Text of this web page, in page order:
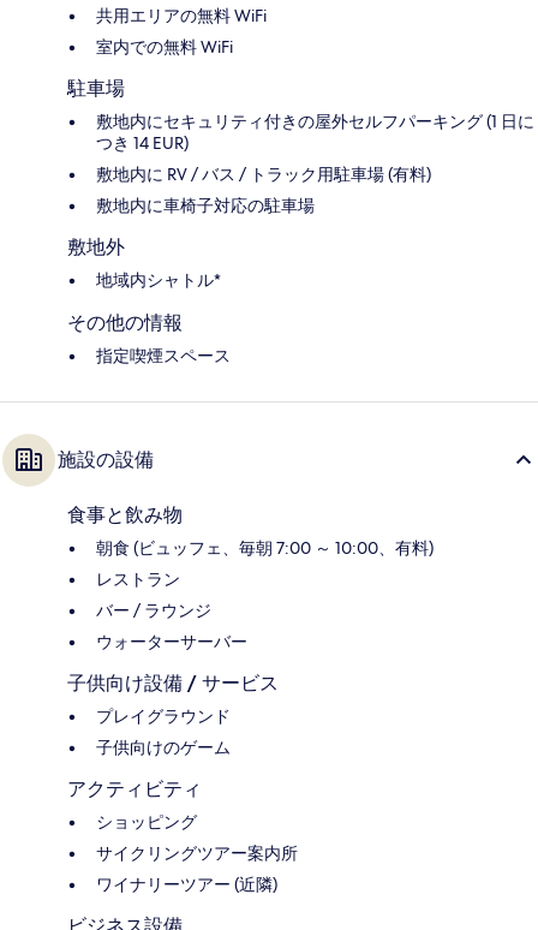
共用エリアの無料 WiFi
室内での無料 WiFi
駐車場
敷地内にセキュリティ付きの屋外セルフパーキング (1 日に
つき 14 EUR)
敷地内に RV / バス / トラック用駐車場 (有料)
敷地内に車椅子対応の駐車場
敷地外
地域内シャトル*
その他の情報
指定喫煙スペース
施設の設備
食事と飲み物
朝食 (ビュッフェ、毎朝 7:00 ～ 10:00、有料)
レストラン
バー / ラウンジ
ウォーターサーバー
子供向け設備 / サービス
プレイグラウンド
子供向けのゲーム
アクティビティ
ショッピング
サイクリングツアー案内所
ワイナリーツアー (近隣)